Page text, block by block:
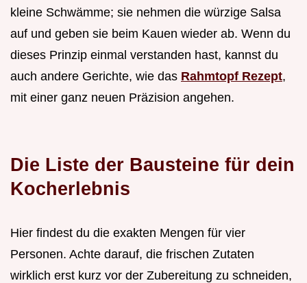
kleine Schwämme; sie nehmen die würzige Salsa
auf und geben sie beim Kauen wieder ab. Wenn du
dieses Prinzip einmal verstanden hast, kannst du
auch andere Gerichte, wie das Rahmtopf Rezept,
mit einer ganz neuen Präzision angehen.
Die Liste der Bausteine für dein
Kocherlebnis
Hier findest du die exakten Mengen für vier
Personen. Achte darauf, die frischen Zutaten
wirklich erst kurz vor der Zubereitung zu schneiden,